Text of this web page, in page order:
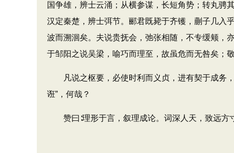
国争雄，辨士云涌；从横参谋，长短角势；转丸骋
汉定秦楚，辨士弭节。郦君既毙于齐镬，蒯子几入
波而溯洄矣。夫说贵抚会，弛张相随，不专缓颊，
于邹阳之说吴梁，喻巧而理至，故虽危而无咎矣；
凡说之枢要，必使时利而义贞，进有契于成务，
诳”，何哉？
赞曰∶理形于言，叙理成论。词深人天，致远方